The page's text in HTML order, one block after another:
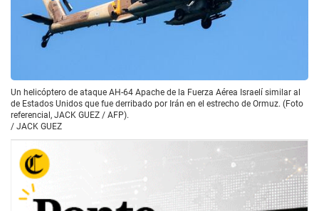
Un helicóptero de ataque AH-64 Apache de la Fuerza Aérea Israelí similar al
de Estados Unidos que fue derribado por Irán en el estrecho de Ormuz. (Foto
referencial, JACK GUEZ / AFP).
/ JACK GUEZ